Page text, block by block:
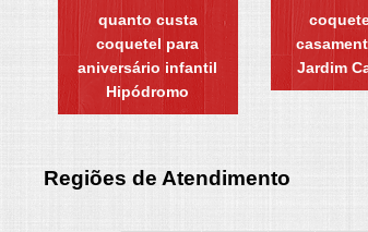
quanto custa
coquetel para
aniversário infantil
Hipódromo
Jardim
Regiões de Atendimento